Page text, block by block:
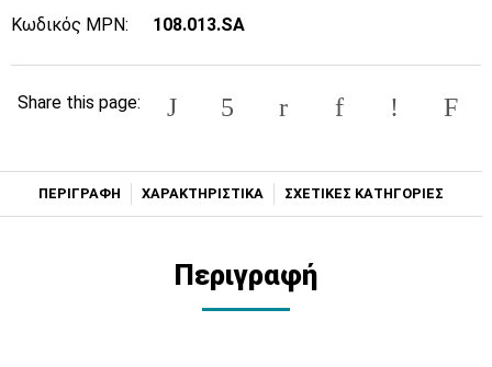
Κωδικός MPN:
108.013.SA
Share this page:
ΠΕΡΙΓΡΑΦΗ ΧΑΡΑΚΤΗΡΙΣΤΙΚΑ ΣΧΕΤΙΚΕΣ ΚΑΤΗΓΟΡΙΕΣ
Περιγραφή